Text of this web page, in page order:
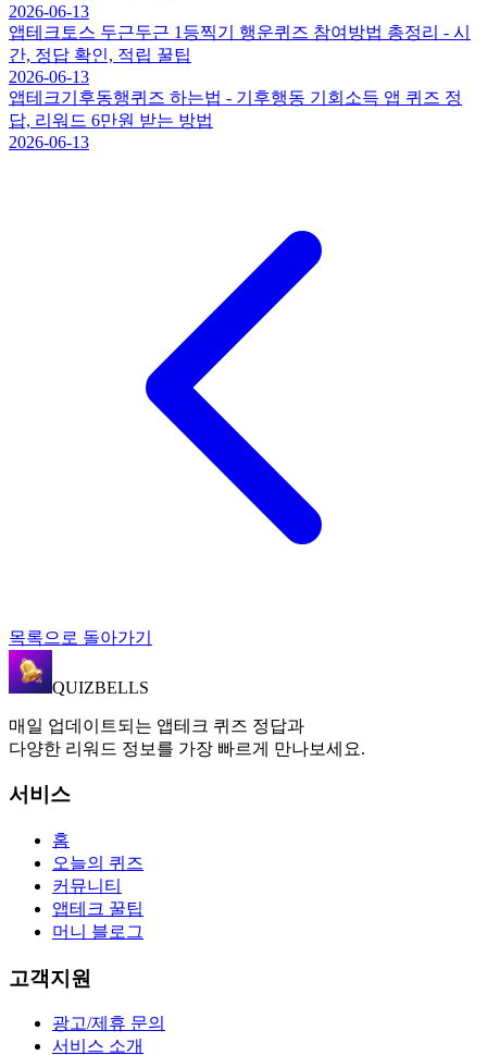
2026-06-13
앱테크 토스 두근두근 1등찍기 행운퀴즈 참여방법 총정리 - 시
간, 정답 확인, 적립 꿀팁
2026-06-13
앱테크기후동행퀴즈 하는법 - 기후행동 기회소득 앱 퀴즈 정
답, 리워드 6만원 받는 방법
2026-06-13
목록으로 돌아가기
QUIZBELLS
매일 업데이트되는 앱테크 퀴즈 정답과
다양한 리워드 정보를 가장 빠르게 만나보세요.
서비스
홈
오늘의 퀴즈
커뮤니티
앱테크 꿀팁
머니 블로그
고객지원
광고/제휴 문의
서비스 소개